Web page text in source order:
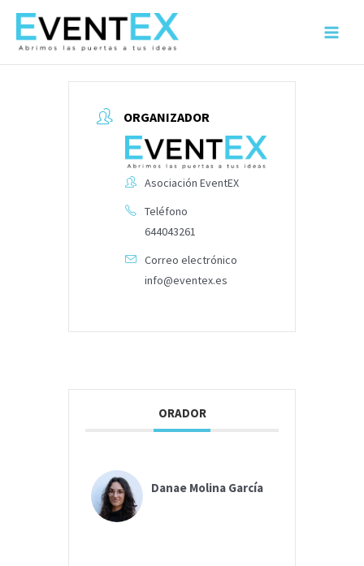
contenido
Main
ORGANIZADOR
Asociación EventEX
Teléfono
644043261
Correo electrónico
info@eventex.es
ORADOR
Danae Molina García